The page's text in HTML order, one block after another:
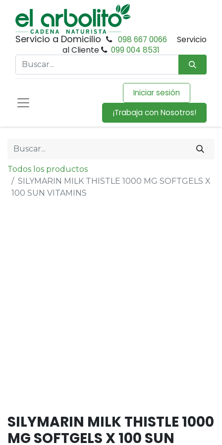
Servicio a Domicilio 098 667 0066
Servicio
al Cliente
099 004 8531
Iniciar sesión
¡Trabaja con Nosotros!
Todos los productos
SILYMARIN MILK THISTLE 1000 MG SOFTGELS X
100 SUN VITAMINS
SILYMARIN MILK THISTLE 1000
MG SOFTGELS X 100 SUN